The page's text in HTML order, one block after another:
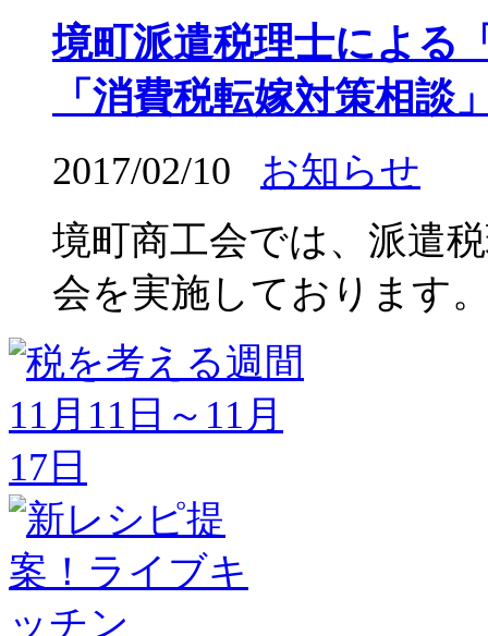
境町派遣税理士による
「消費税転嫁対策相談
2017/02/10
お知らせ
境町商工会では、派遣
会を実施しております